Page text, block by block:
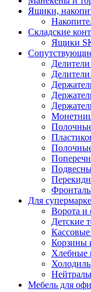
Ящики,
Складские
Ящики
Для
Ворота и
Детские
Корзины
Хлебные
Мебель для